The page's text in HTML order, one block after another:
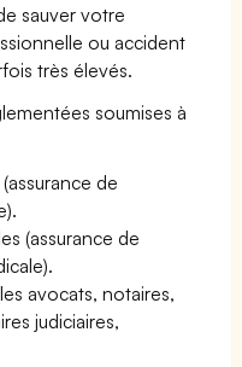
sauver votre
ou accident
très élevés.
soumises à
de
(assurance de
avocats, notaires,
judiciaires,